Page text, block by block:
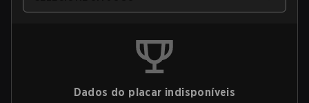
Dados do placar indisponíveis